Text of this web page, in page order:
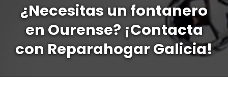
¿Necesitas un fontanero
en Ourense? ¡Contacta
con Reparahogar Galicia!